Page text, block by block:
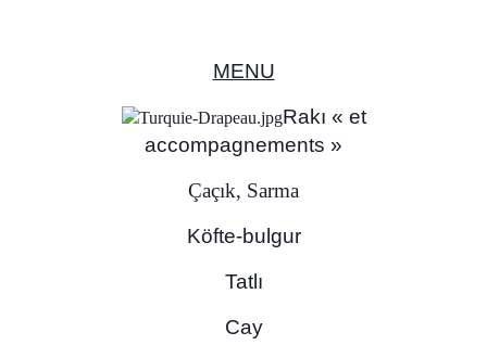
MENU
Rakı « et
accompagnements »
Çaçık, Sarma
Köfte-bulgur
Tatlı
Cay